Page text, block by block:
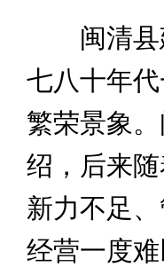
闽清县
七八十年
繁荣景象
绍，后来
新力不足
经营一度难